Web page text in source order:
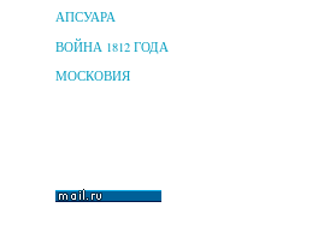
АПСУАРА
ВОЙНА 1812 ГОДА
МОСКОВИЯ